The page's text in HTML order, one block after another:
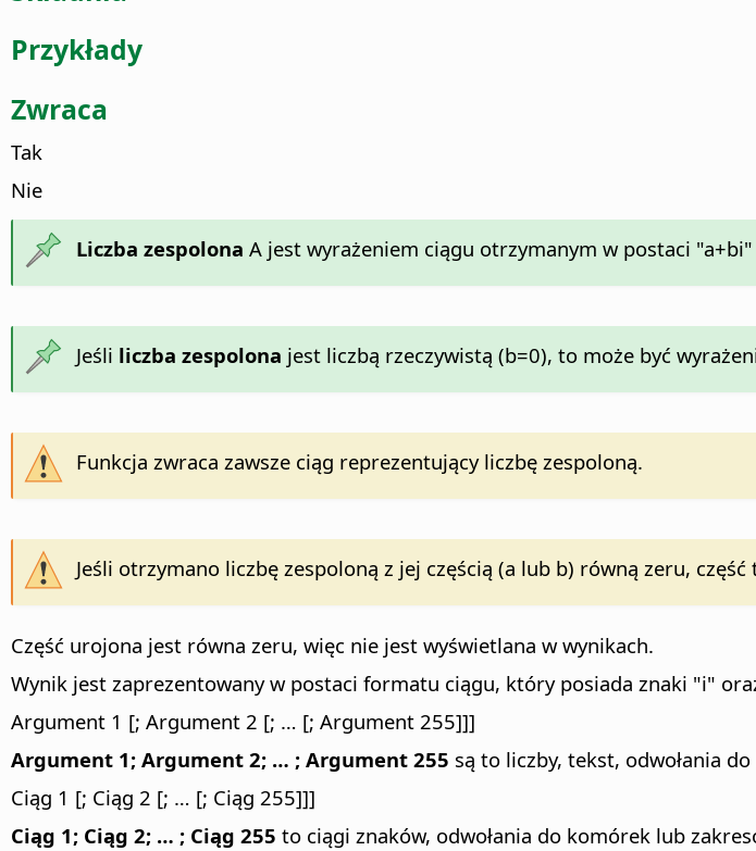
Przykłady
Zwraca
Tak
Nie
Liczba zespolona A jest wyrażeniem ciągu otrzymanym w postaci
Jeśli liczba zespolona jest liczbą rzeczywistą (b=0), to może być
Funkcja zwraca zawsze ciąg reprezentujący liczbę zespoloną.
Jeśli otrzymano liczbę zespoloną z jej częścią (a lub b) równą zeru,
Część urojona jest równa zeru, więc nie jest wyświetlana w wynikach.
Wynik jest zaprezentowany w postaci formatu ciągu, który posiada znaki "i"
Argument 1 [; Argument 2 [; … [; Argument 255]]]
Argument 1; Argument 2; … ; Argument 255 są to liczby, tekst, odwołania
Ciąg 1 [; Ciąg 2 [; … [; Ciąg 255]]]
Ciąg 1; Ciąg 2; … ; Ciąg 255 to ciągi znaków, odwołania do komórek lub